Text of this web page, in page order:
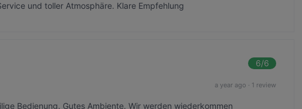
und toller Atmosphäre. Klare Empfehlung
6/6
a year ago · 1 review
Bedienung. Gutes Ambiente. Wir werden wiederkommen